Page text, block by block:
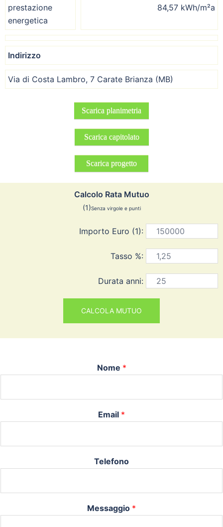
prestazione
energetica
84,57 kWh/m²a
Indirizzo
Via di Costa Lambro, 7 Carate Brianza (MB)
Scarica planimetria
Scarica capitolato
Scarica progetto
Calcolo Rata Mutuo
(1)Senza virgole e punti
Importo Euro (1):
Tasso %:
Durata anni:
Nome *
Email *
Telefono
Messaggio *